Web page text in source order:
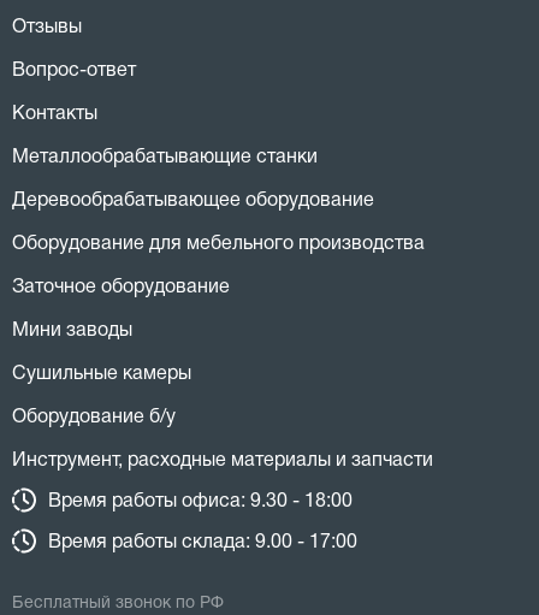
Отзывы
Вопрос-ответ
Контакты
Металлообрабатывающие станки
Деревообрабатывающее оборудование
Оборудование для мебельного производства
Заточное оборудование
Мини заводы
Сушильные камеры
Оборудование б/у
Инструмент, расходные материалы и запчасти
Время работы офиса: 9.30 - 18:00
Время работы склада: 9.00 - 17:00
Бесплатный звонок по РФ